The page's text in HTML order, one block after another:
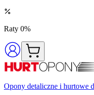
Raty 0%
Opony detaliczne i hurtowe